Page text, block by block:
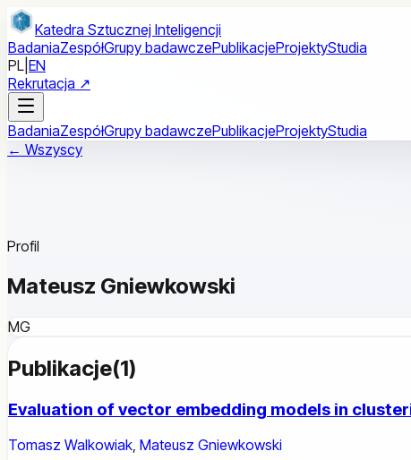
Przejdź do treści głównej
Katedra Sztucznej Inteligencji
BadaniaZespółGrupy badawczePublikacjeProjektyStudia
PL EN
Rekrutacja ↗
BadaniaZespółGrupy badawczePublikacjeProjektyStudia
← Wszyscy
Profil
Mateusz Gniewkowski
MG
Publikacje(1)
Evaluation of vector embedding models in
Tomasz Walkowiak, Mateusz Gniewkowski